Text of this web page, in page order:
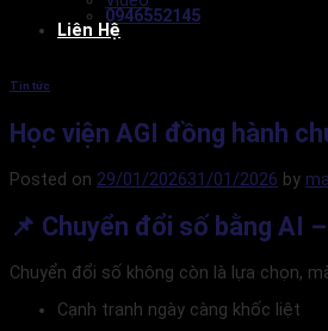
0946552145
Liên Hệ
Tin tức
Học viện AGI đồng hành
Posted on 29/01/202631/01/2026 by
📌 Chuyển đổi số bằng AI
Chuyển đổi số không còn là lựa chọn,
Cạnh tranh ngày càng khốc liệt